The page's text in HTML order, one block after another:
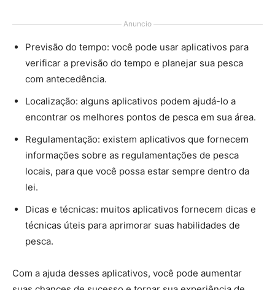
Anuncio
Previsão do tempo: você pode usar aplicativos para
verificar a previsão do tempo e planejar sua pesca
com antecedência.
Localização: alguns aplicativos podem ajudá-lo a
encontrar os melhores pontos de pesca em sua área.
Regulamentação: existem aplicativos que fornecem
informações sobre as regulamentações de pesca
locais, para que você possa estar sempre dentro da
lei.
Dicas e técnicas: muitos aplicativos fornecem dicas e
técnicas úteis para aprimorar suas habilidades de
pesca.
Com a ajuda desses aplicativos, você pode aumentar